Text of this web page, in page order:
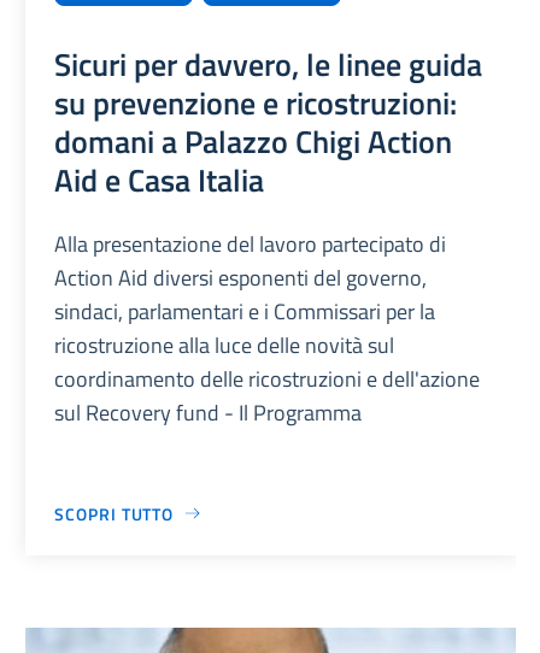
Sicuri per davvero, le linee guida
su prevenzione e ricostruzioni:
domani a Palazzo Chigi Action
Aid e Casa Italia
Alla presentazione del lavoro partecipato di
Action Aid diversi esponenti del governo,
sindaci, parlamentari e i Commissari per la
ricostruzione alla luce delle novità sul
coordinamento delle ricostruzioni e dell'azione
sul Recovery fund - Il Programma
SCOPRI TUTTO